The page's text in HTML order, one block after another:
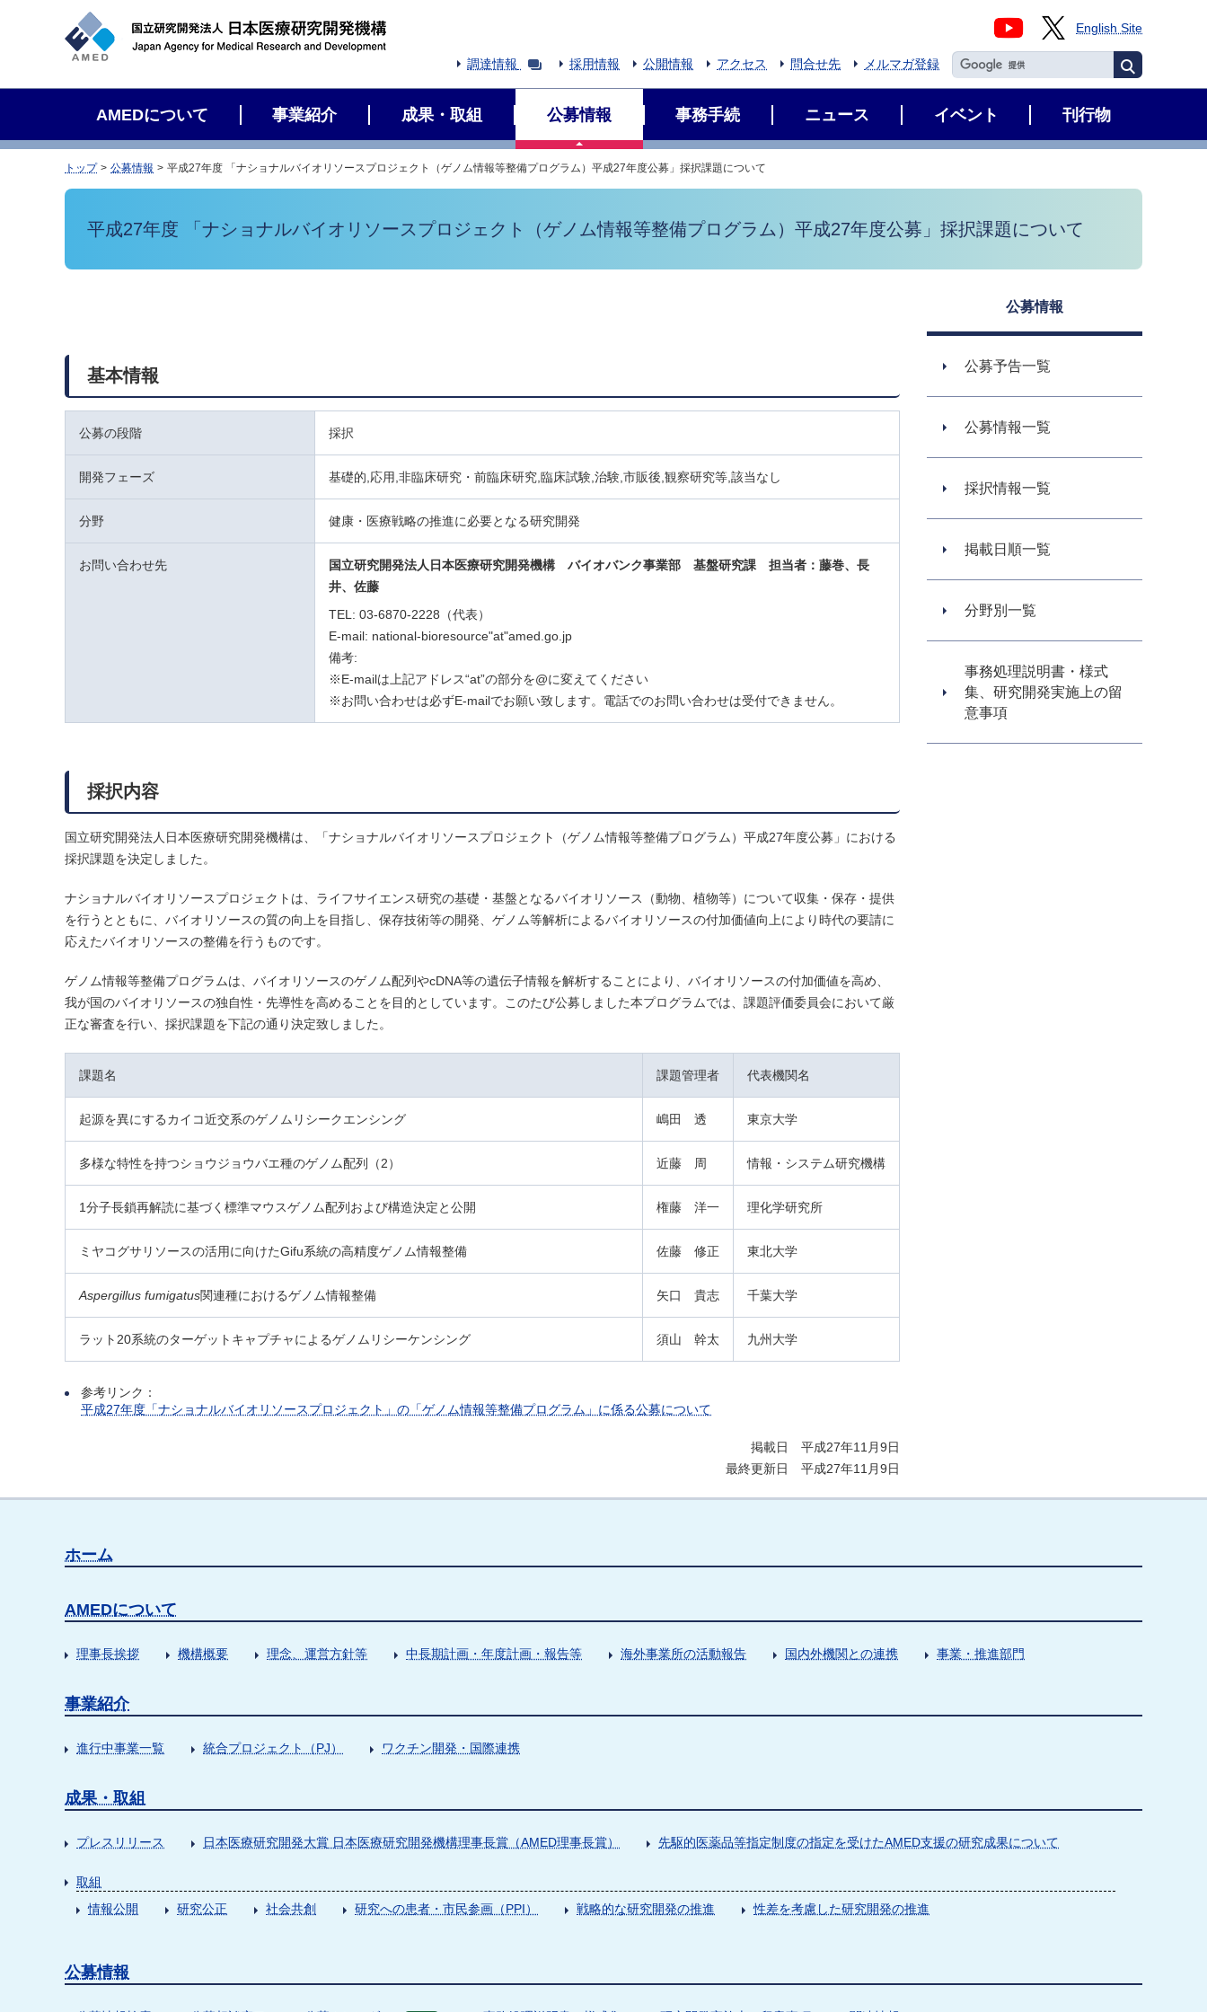
English Site
調達情報 採用情報 公開情報 アクセス 問合せ先 メルマガ登録
AMEDについて 事業紹介 成果・取組 公募情報 事務手続 ニュース イベント 刊行物
トップ 公募情報 平成27年度 「ナショナルバイオリソースプロジェクト（ゲノム情報等整備プログラム）平成27年度公募」採択課題について
平成27年度 「ナショナルバイオリソースプロジェクト（ゲノム情報等整備プログラム）平成27年度公募」採択課題について
基本情報
公募の段階 採択
開発フェーズ 基礎的,応用,非臨床研究・前臨床研究,臨床試験,治験,市販後,観察研究等,該当なし
分野 健康・医療戦略の推進に必要となる研究開発
お問い合わせ先 国立研究開発法人日本医療研究開発機構 バイオバンク事業部 基盤研究課
担当者：藤巻、長
井、佐藤
TEL: 03-6870-2228（代表）
E-mail: national-bioresource"at"amed.go.jp
備考:
※E-mailは上記アドレス“at”の部分を@に変えてください
※お問い合わせは必ずE-mailでお願い致します。電話でのお問い合わせは受付できません。
採択内容
国立研究開発法人日本医療研究開発機構は、「ナショナルバイオリソースプロジェクト（ゲノム情報等整備プログラム）平成27年度公募」における
採択課題を決定しました。
ナショナルバイオリソースプロジェクトは、ライフサイエンス研究の基礎・基盤となるバイオリソース（動物、植物等）について収集・保存・提供
を行うとともに、バイオリソースの質の向上を目指し、保存技術等の開発、ゲノム等解析によるバイオリソースの付加価値向上により時代の要請に
応えたバイオリソースの整備を行うものです。
ゲノム情報等整備プログラムは、バイオリソースのゲノム配列やcDNA等の遺伝子情報を解析することにより、バイオリソースの付加価値を高め、
我が国のバイオリソースの独自性・先導性を高めることを目的としています。このたび公募しました本プログラムでは、課題評価委員会において厳
正な審査を行い、採択課題を下記の通り決定致しました。
課題名 課題管理者 代表機関名
起源を異にするカイコ近交系のゲノムリシークエンシング 嶋田 透 東京大学
多様な特性を持つショウジョウバエ種のゲノム配列（2） 近藤 周 情報・システム研究機構
1分子長鎖再解読に基づく標準マウスゲノム配列および構造決定と公開 権藤 洋一 理化学研究所
ミヤコグサリソースの活用に向けたGifu系統の高精度ゲノム情報整備 佐藤 修正 東北大学
Aspergillus fumigatus関連種におけるゲノム情報整備 矢口 貴志 千葉大学
ラット20系統のターゲットキャプチャによるゲノムリシーケンシング 須山 幹太 九州大学
参考リンク：
平成27年度「ナショナルバイオリソースプロジェクト」の「ゲノム情報等整備プログラム」に係る公募について
掲載日 平成27年11月9日
最終更新日 平成27年11月9日
公募情報
公募予告一覧
公募情報一覧
採択情報一覧
掲載日順一覧
分野別一覧
事務処理説明書・様式
集、研究開発実施上の留
意事項
ホーム
AMEDについて
理事長挨拶 機構概要 理念、運営方針等 中長期計画・年度計画・報告等 海外事業所の活動報告 国内外機関との連携 事業・推進部門
事業紹介
進行中事業一覧 統合プロジェクト（PJ） ワクチン開発・国際連携
成果・取組
プレスリリース 日本医療研究開発大賞 日本医療研究開発機構理事長賞（AMED理事長賞） 先駆的医薬品等指定制度の指定を受けたAMED支援の研究成果について
取組
情報公開
研究公正 社会共創 研究への患者・市民参画（PPI） 戦略的な研究開発の推進 性差を考慮した研究開発の推進
公募情報